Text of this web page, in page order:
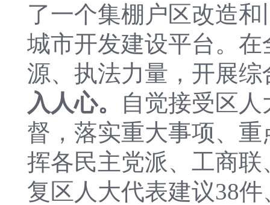
了一个集棚户区改造
城市开发建设平台。
源、执法力量，开展
入人心。
自觉接受区
督，落实重大事项、
挥各民主党派、工商
复区人大代表建议38